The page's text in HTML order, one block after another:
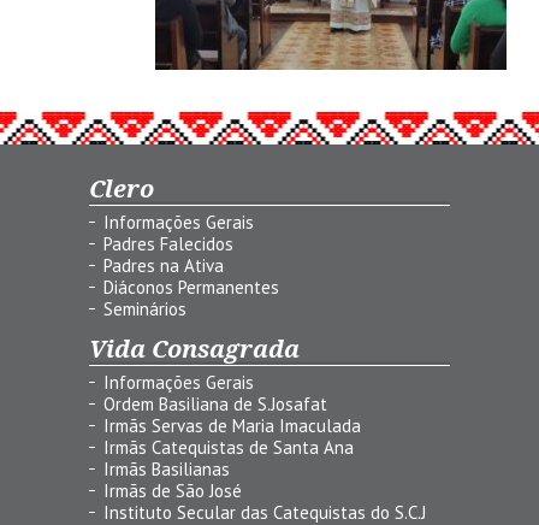
Clero
Informações Gerais
Padres Falecidos
Padres na Ativa
Diáconos Permanentes
Seminários
Vida Consagrada
Informações Gerais
Ordem Basiliana de S.Josafat
Irmãs Servas de Maria Imaculada
Irmãs Catequistas de Santa Ana
Irmãs Basilianas
Irmãs de São José
Instituto Secular das Catequistas do S.C.J